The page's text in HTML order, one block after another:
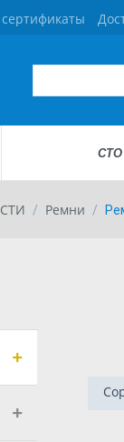
СТО
/ Ремни /